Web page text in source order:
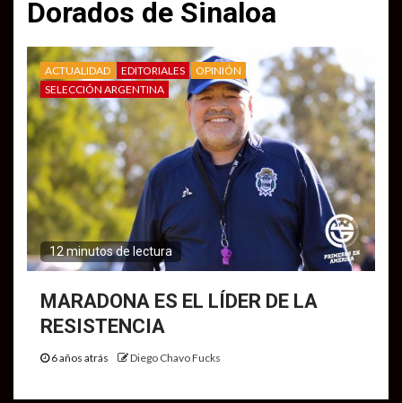
Dorados de Sinaloa
ACTUALIDAD EDITORIALES
OPINIÓN
SELECCIÓN ARGENTINA
12 minutos de lectura
MARADONA ES EL LÍDER DE LA
RESISTENCIA
6 años atrás Diego Chavo Fucks